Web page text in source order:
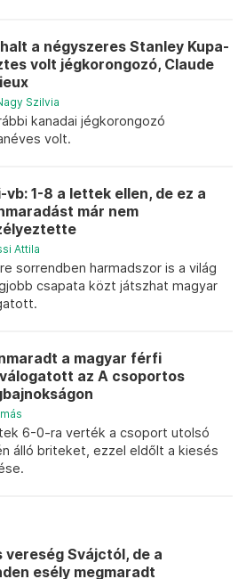
a négyszeres Stanley Kupa-
volt jégkorongozó, Claude
Szilvia
kanadai jégkorongozó
volt.
vb: 1-8 a lettek ellen, de ez a
már nem
Attila
sorrendben harmadszor is a világ
csapata közt játszhat magyar
a magyar férfi
az A csoportos
6-0-ra verték a csoport utolsó
álló briteket, ezzel eldőlt a kiesés
vereség Svájctól, de a
esély megmaradt